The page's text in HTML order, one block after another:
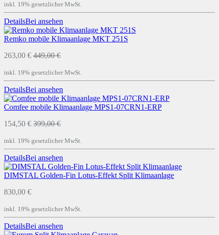
inkl. 19% gesetzlicher MwSt.
DetailsBei ansehen
Remko mobile Klimaanlage MKT 251S
263,00 € 449,00 €
inkl. 19% gesetzlicher MwSt.
DetailsBei ansehen
Comfee mobile Klimaanlage MPS1-07CRN1-ERP
154,50 € 399,00 €
inkl. 19% gesetzlicher MwSt.
DetailsBei ansehen
DIMSTAL Golden-Fin Lotus-Effekt Split Klimaanlage
830,00 €
inkl. 19% gesetzlicher MwSt.
DetailsBei ansehen